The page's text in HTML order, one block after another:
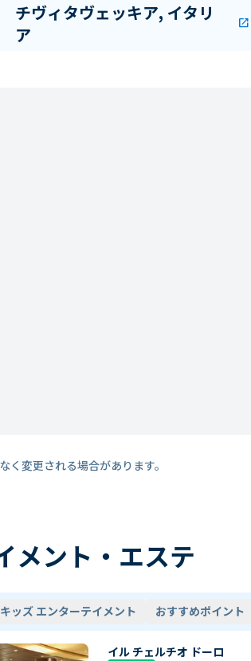
チヴィタヴェッキア, イタリ
ア
open_in_new
変更される場合があります。
メント・エステ
キッズ エンターテイメント おすすめポイント
イル チェルチオ ドーロ